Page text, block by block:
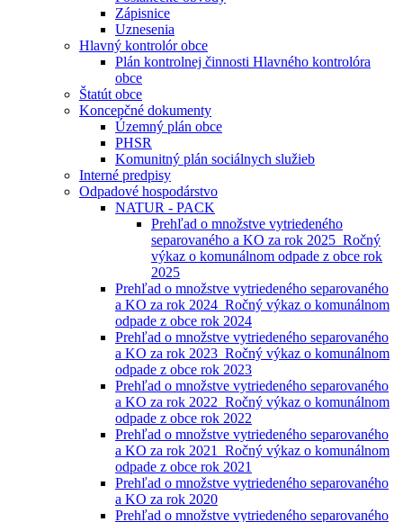
Zápisnice
Uznesenia
Hlavný kontrolór obce
Plán kontrolnej činnosti Hlavného kontrolóra
obce
Štatút obce
Koncepčné dokumenty
Územný plán obce
PHSR
Komunitný plán sociálnych služieb
Interné predpisy
Odpadové hospodárstvo
NATUR - PACK
Prehľad o množstve vytriedeného
separovaného a KO za rok 2025_Ročný
výkaz o komunálnom odpade z obce rok
2025
Prehľad o množstve vytriedeného separovaného
a KO za rok 2024_Ročný výkaz o komunálnom
odpade z obce rok 2024
Prehľad o množstve vytriedeného separovaného
a KO za rok 2023_Ročný výkaz o komunálnom
odpade z obce rok 2023
Prehľad o množstve vytriedeného separovaného
a KO za rok 2022_Ročný výkaz o komunálnom
odpade z obce rok 2022
Prehľad o množstve vytriedeného separovaného
a KO za rok 2021_Ročný výkaz o komunálnom
odpade z obce rok 2021
Prehľad o množstve vytriedeného separovaného
a KO za rok 2020
Prehľad o množstve vytriedeného separovaného